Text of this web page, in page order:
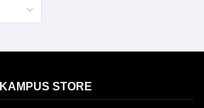
KAMPUS STORE